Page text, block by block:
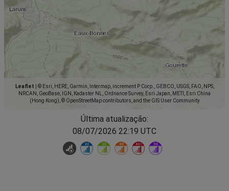
Leaflet
© Esri, HERE, Garmin, Intermap, increment P Corp., GEBCO, USGS, FAO, NPS,
NRCAN, GeoBase, IGN, Kadaster NL, Ordnance Survey, Esri Japan, METI, Esri China
(Hong Kong), © OpenStreetMap contributors, and the GIS User Community
Última atualização:
08/07/2026 22:19 UTC